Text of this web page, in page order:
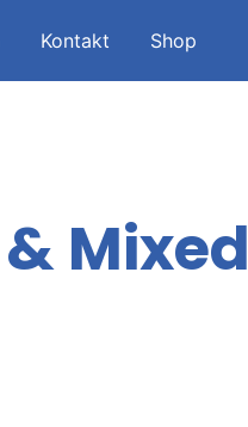
Kontakt Shop
Mixed